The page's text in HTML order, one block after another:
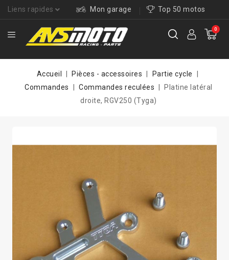
Liens rapides Mon garage Top 50 motos
0
Accueil Pièces - accessoires
Partie cycle
Commandes
Commandes reculées
Platine latéral
droite, RGV250 (Tyga)